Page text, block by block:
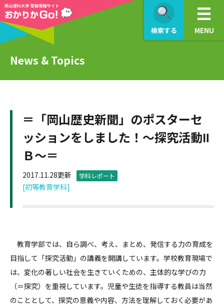
検索する MENU
News & Topics
＝「岡山歴史新聞」のポスターセ
ッションをしました！～探究活動Ⅱ
Ｂ～＝
2017.11.28更新 学科レポート
[初等教育学科]
教育学部では、自ら調べ、考え、まとめ、発信する力の育成を
目指して「探究活動」の講義を開講しています。学校教育現場で
は、変化の著しい社会を生きていくための、主体的な学びの力
（＝探究）を重視しています。児童や生徒を指導する教員は当然
のこととして、探究の意義や内容、方法を理解しておく必要があ